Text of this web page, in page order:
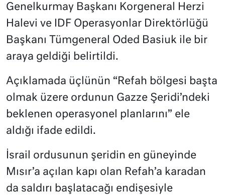
Genelkurmay Başkanı Korgeneral Herzi
Halevi ve IDF Operasyonlar Direktörlüğü
Başkanı Tümgeneral Oded Basiuk ile bir
araya geldiği belirtildi.
Açıklamada üçlünün “Refah bölgesi başta
olmak üzere ordunun Gazze Şeridi’ndeki
beklenen operasyonel planlarını” ele
aldığı ifade edildi.
İsrail ordusunun şeridin en güneyinde
Mısır’a açılan kapı olan Refah’a karadan
da saldırı başlatacağı endişesiyle